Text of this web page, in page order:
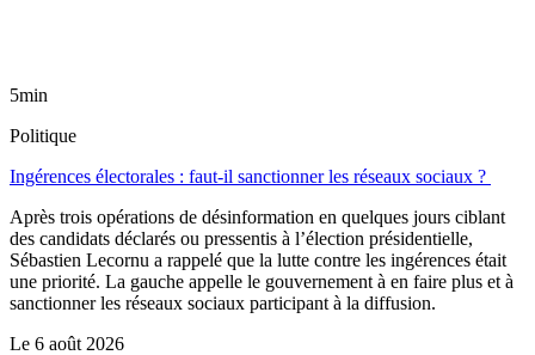
5min
Politique
Ingérences électorales : faut-il sanctionner les réseaux sociaux ?
Après trois opérations de désinformation en quelques jours ciblant
des candidats déclarés ou pressentis à l’élection présidentielle,
Sébastien Lecornu a rappelé que la lutte contre les ingérences était
une priorité. La gauche appelle le gouvernement à en faire plus et à
sanctionner les réseaux sociaux participant à la diffusion.
Le 6 août 2026